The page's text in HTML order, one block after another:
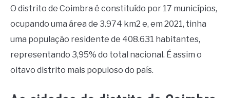
Pinto
Distritos
O distrito de Coimbra é constituído por 17 municípios,
ocupando uma área de 3.974 km2 e, em 2021, tinha
uma população residente de 408.631 habitantes,
representando 3,95% do total nacional. É assim o
oitavo distrito mais populoso do país.